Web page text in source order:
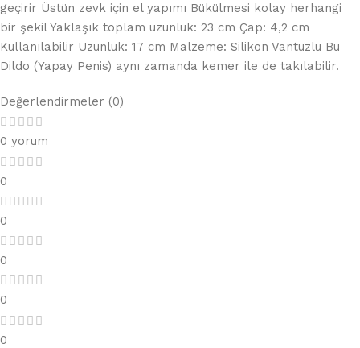
geçirir Üstün zevk için el yapımı Bükülmesi kolay herhangi
bir şekil Yaklaşık toplam uzunluk: 23 cm Çap: 4,2 cm
Kullanılabilir Uzunluk: 17 cm Malzeme: Silikon Vantuzlu Bu
Dildo (Yapay Penis) aynı zamanda kemer ile de takılabilir.
Değerlendirmeler (0)
0 yorum
0
0
0
0
0